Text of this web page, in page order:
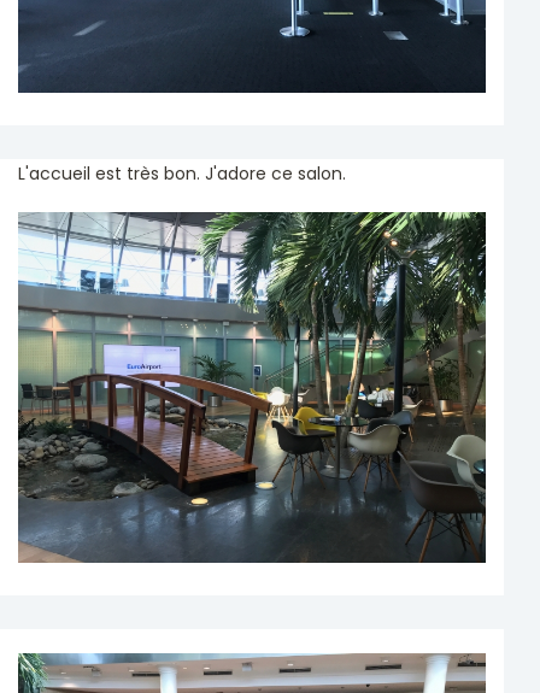
L'accueil est très bon. J'adore ce salon.